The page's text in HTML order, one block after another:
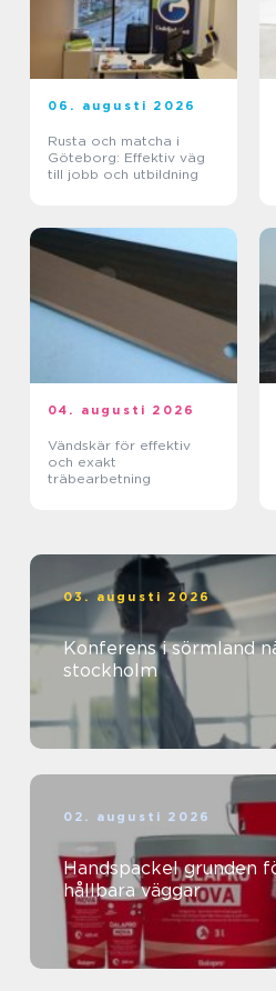
06. augusti 2026
Rusta och matcha i
Göteborg: Effektiv väg
till jobb och utbildning
04. augusti 2026
Vändskär för effektiv
och exakt
träbearbetning
03. augusti 2026
Konferens i sörmland nära naturen, nära
stockholm
02. augusti 2026
Handspackel grunden för släta och
hållbara väggar